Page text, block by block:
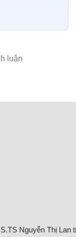
Nguyễn Thị Lan